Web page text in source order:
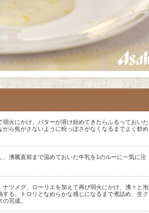
火にかけ、バターが溶け始めてきたらふるっておいた
ら焦がさないように粉っぽさがなくなるまでよく炒め
沸騰直前まで温めておいた牛乳を1のルーに一気に注
ツメグ、ローリエを加えて再び弱火にかけ、沸々と泡
る。トロリとなめらかな感じになるまで煮詰め、生ク
完成。